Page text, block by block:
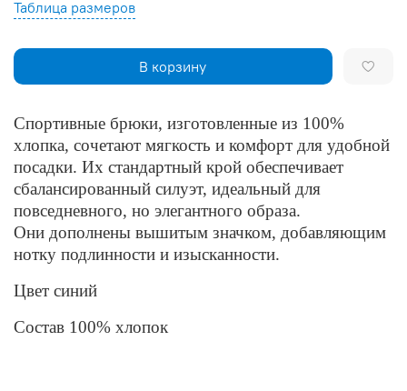
Таблица размеров
В корзину
Спортивные брюки, изготовленные из 100%
хлопка, сочетают мягкость и комфорт для удобной
посадки. Их стандартный крой обеспечивает
сбалансированный силуэт, идеальный для
повседневного, но элегантного образа.
Они дополнены вышитым значком, добавляющим
нотку подлинности и изысканности.
Цвет синий
Состав 100% хлопок